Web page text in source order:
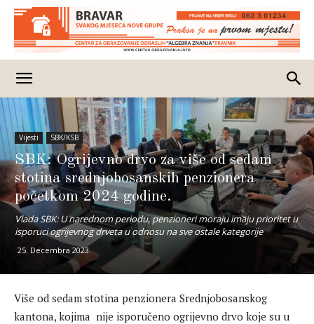
Vijesti SBK/KSB
SBK: Ogrijevno drvo za više od sedam
stotina srednjobosanskih penzionera
početkom 2024 godine.
Vlada SBK: U narednom periodu, penzioneri moraju imaju prioritet u
isporuci ogrijevnog drveta u odnosu na sve ostale kategorije
25. Decembra 2023.
Više od sedam stotina penzionera Srednjobosanskog
kantona, kojima nije isporučeno ogrijevno drvo koje su u